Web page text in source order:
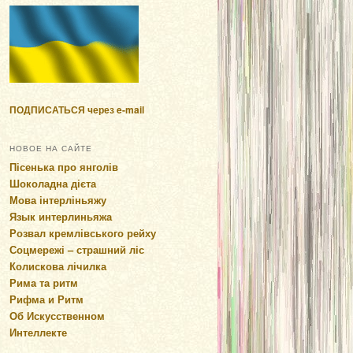
ПОДПИСАТЬСЯ через e-mail
НОВОЕ НА САЙТЕ
Пісенька про янголів
Шоколадна дієта
Мова інтерліньяжу
Язык интерлиньяжа
Розвал кремлівського рейху
Соцмережі – страшний ліс
Колискова лічилка
Рима та ритм
Рифма и Ритм
Об Искусственном
Интеллекте